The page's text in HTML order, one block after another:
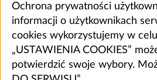
Ochrona prywatności
informacji o użytkownikach
cookies wykorzystujemy w
„USTAWIENIA COOKIES”
potwierdzić swoje wybory.